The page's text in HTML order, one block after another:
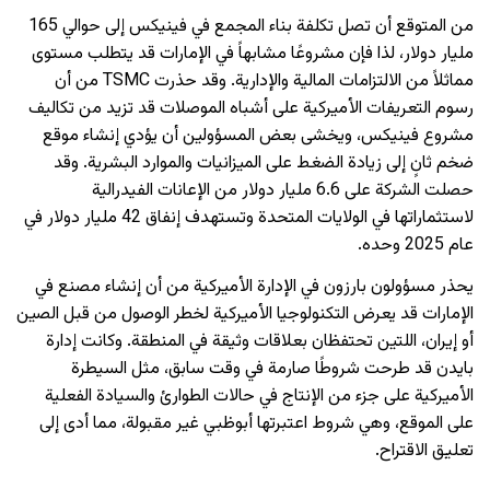
من المتوقع أن تصل تكلفة بناء المجمع في فينيكس إلى حوالي 165
مليار دولار، لذا فإن مشروعًا مشابهاً في الإمارات قد يتطلب مستوى
مماثلاً من الالتزامات المالية والإدارية. وقد حذرت TSMC من أن
رسوم التعريفات الأميركية على أشباه الموصلات قد تزيد من تكاليف
مشروع فينيكس، ويخشى بعض المسؤولين أن يؤدي إنشاء موقع
ضخم ثانٍ إلى زيادة الضغط على الميزانيات والموارد البشرية. وقد
حصلت الشركة على 6.6 مليار دولار من الإعانات الفيدرالية
لاستثماراتها في الولايات المتحدة وتستهدف إنفاق 42 مليار دولار في
عام 2025 وحده.
يحذر مسؤولون بارزون في الإدارة الأميركية من أن إنشاء مصنع في
الإمارات قد يعرض التكنولوجيا الأميركية لخطر الوصول من قبل الصين
أو إيران، اللتين تحتفظان بعلاقات وثيقة في المنطقة. وكانت إدارة
بايدن قد طرحت شروطًا صارمة في وقت سابق، مثل السيطرة
الأميركية على جزء من الإنتاج في حالات الطوارئ والسيادة الفعلية
على الموقع، وهي شروط اعتبرتها أبوظبي غير مقبولة، مما أدى إلى
تعليق الاقتراح.